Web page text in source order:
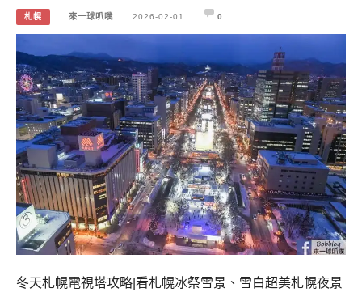
札幌 來一球叭噗 2026-02-01 0
冬天札幌電視塔攻略|看札幌冰祭雪景、雪白超美札幌夜景